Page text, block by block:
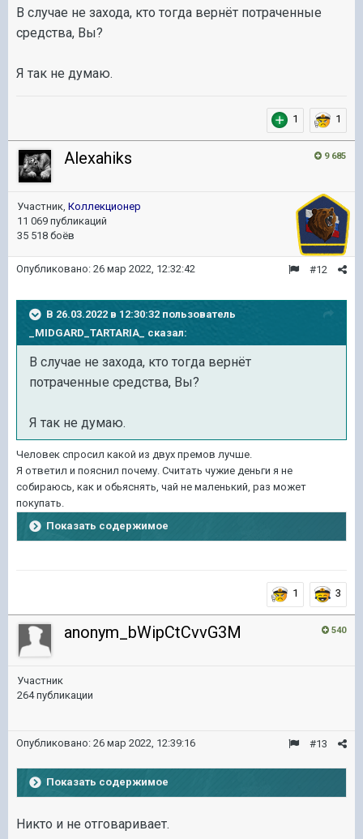
В случае не захода, кто тогда вернёт потраченные
средства, Вы?
Я так не думаю.
1 1
9 685
Alexahiks
Участник, Коллекционер
11 069 публикаций
35 518 боёв
#12
Опубликовано: 26 мар 2022, 12:32:42
В 26.03.2022 в 12:30:32 пользователь
_MIDGARD_TARTARIA_ сказал:
В случае не захода, кто тогда вернёт
потраченные средства, Вы?
Я так не думаю.
Человек спросил какой из двух премов лучше.
Я ответил и пояснил почему. Считать чужие деньги я не
собираюсь, как и обьяснять, чай не маленький, раз может
покупать.
Показать содержимое
1 3
540
anonym_bWipCtCvvG3M
Участник
264 публикации
#13
Опубликовано: 26 мар 2022, 12:39:16
Показать содержимое
Никто и не отговаривает.